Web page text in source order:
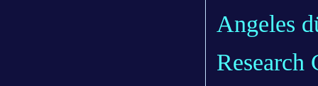
Angeles
Research